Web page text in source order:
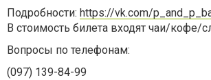
Подробности: https://vk.com/
В стоимость билета входят чаи/кофе/
Вопросы по телефонам:
(097) 139-84-99